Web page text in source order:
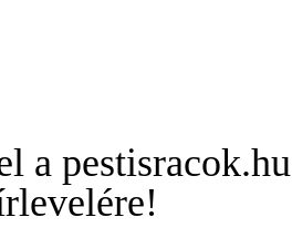
a pestisracok.hu